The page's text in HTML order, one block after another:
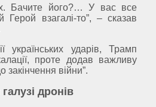
Бачите його?… У вас все
взагалі-то”, – сказав
українських ударів, Трамп
проте додав важливу
війни”.
дронів